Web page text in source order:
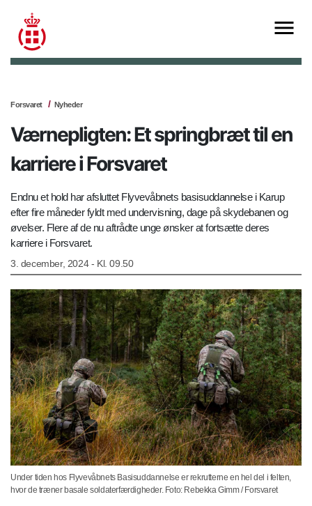
Forsvaret Nyheder
Værnepligten: Et springbræt til en
karriere i Forsvaret
Endnu et hold har afsluttet Flyvevåbnets basisuddannelse i Karup
efter fire måneder fyldt med undervisning, dage på skydebanen og
øvelser. Flere af de nu aftrådte unge ønsker at fortsætte deres
karriere i Forsvaret.
3. december, 2024 - Kl. 09.50
Under tiden hos Flyvevåbnets Basisuddannelse er rekrutterne en hel del i felten,
hvor de træner basale soldaterfærdigheder. Foto: Rebekka Gimm / Forsvaret